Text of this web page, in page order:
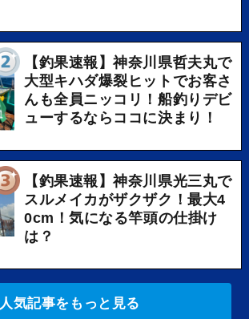
【釣果速報】神奈川県哲夫丸で
大型キハダ爆裂ヒットでお客さ
んも全員ニッコリ！船釣りデビ
ューするならココに決まり！
【釣果速報】神奈川県光三丸で
スルメイカがザクザク！最大4
0cm！気になる竿頭の仕掛け
は？
人気記事をもっと見る